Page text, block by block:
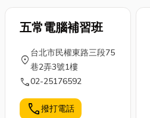
卸...
舒適等多...
五常電腦補習班
location_on
台北市民權東路三段75
巷2弄3號1樓
call02-25176592
call撥打電話